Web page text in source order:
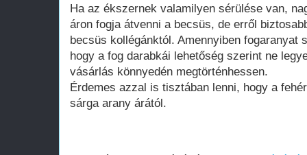
Ha az ékszernek valamilyen sérülése van,
áron fogja átvenni a becsüs, de erről
becsüs kollégánktól. Amennyiben fogaranyat
hogy a fog darabkái lehetőség szerint ne
vásárlás könnyedén megtörténhessen.
Érdemes azzal is tisztában lenni, hogy a
sárga arany árától.